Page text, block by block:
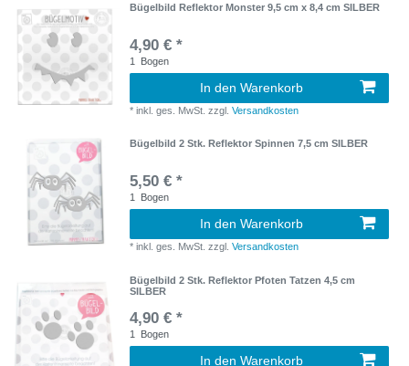
Bügelbild Reflektor Monster 9,5 cm x 8,4 cm SILBER
4,90 € *
1 Bogen
In den Warenkorb
*inkl. ges. MwSt. zzgl.Versandkosten
Bügelbild 2 Stk. Reflektor Spinnen 7,5 cm SILBER
5,50 € *
1 Bogen
In den Warenkorb
*inkl. ges. MwSt. zzgl.Versandkosten
Bügelbild 2 Stk. Reflektor Pfoten Tatzen 4,5 cm
SILBER
4,90 € *
1 Bogen
In den Warenkorb